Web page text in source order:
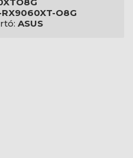
RX9060XT-O8G
ASUS